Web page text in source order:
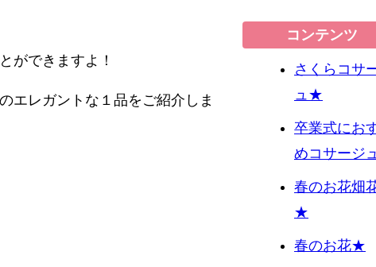
ができますよ！
エレガントな１品をご紹介しま
コンテンツ
さくらコサ
ュ★
卒業式にお
めコサージ
春のお花畑
★
春のお花★